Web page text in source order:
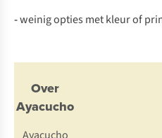
-weinig opties met kleur of
Over
Ayacucho